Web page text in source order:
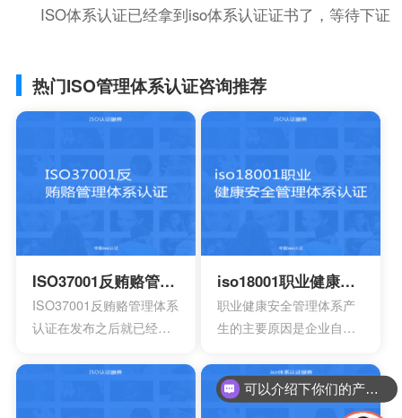
ISO体系认证已经拿到iso体系认证证书了，等待下证
热门ISO管理体系认证咨询推荐
ISO37001反贿赂管理体系认证
ISO37001反贿赂管理体系
认证在发布之后就已经得
为了有效组织制定相对应
iso18001职业健康安全管理体系认证
职业健康安全管理体系产
生的主要原因是企业自身
模扩大和生产集约化程度
的提高，对企业的质量管
可以介绍下你们的产品么？
你们是怎么收费的呢？